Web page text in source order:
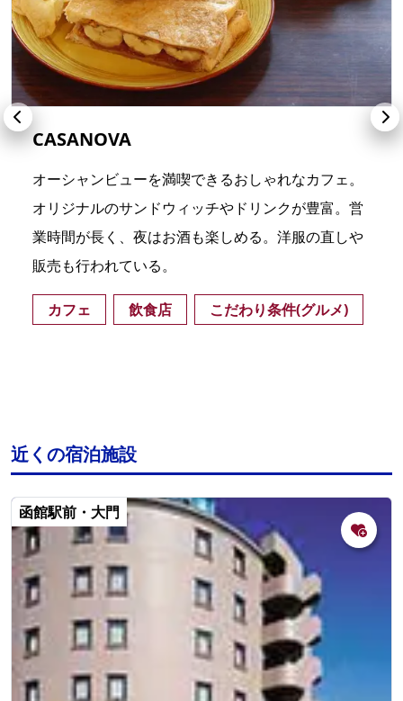
CASANOVA
オーシャンビューを満喫できるおしゃれなカフェ。
オリジナルのサンドウィッチやドリンクが豊富。営
業時間が長く、夜はお酒も楽しめる。洋服の直しや
販売も行われている。
カフェ 飲食店 こだわり条件(グルメ)
近くの宿泊施設
函館駅前・大門